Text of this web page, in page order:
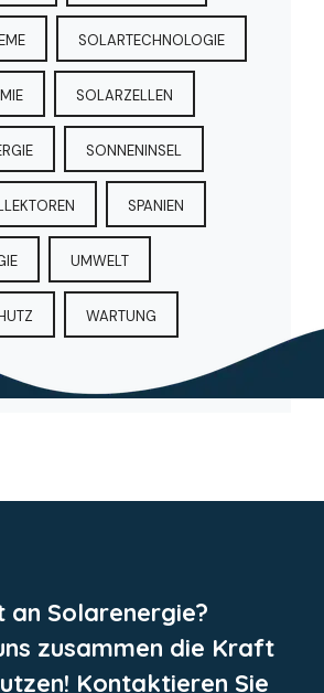
SOLARTECHNOLOGIE
SOLARZELLEN
SONNENINSEL
SPANIEN
UMWELT
WARTUNG
an Solarenergie?
zusammen die Kraft
Kontaktieren Sie